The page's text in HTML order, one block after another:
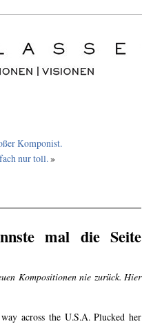
Komponist.
nur toll.»
mal die Seite
Kompositionen nie zurück. Hier
across the U.S.A. Plucked her